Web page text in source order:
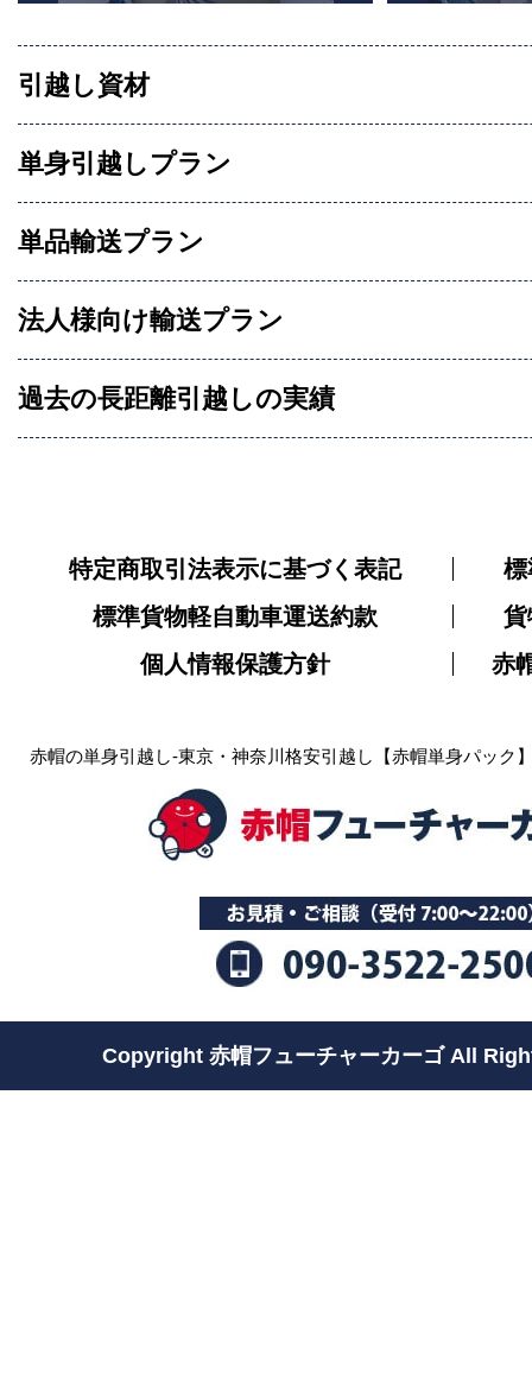
引越し資材
単身引越しプラン
単品輸送プラン
法人様向け輸送プラン
過去の長距離引越しの実績
特定商取引法表示に基づく表記
標
標準貨物軽自動車運送約款
貨
個人情報保護方針
赤
赤帽の単身引越し-東京・神奈川格安引越し【赤帽単身パック
Copyright 赤帽フューチャーカーゴ All